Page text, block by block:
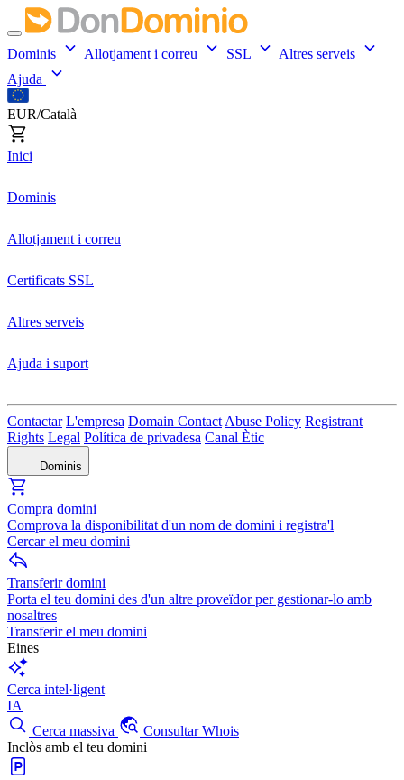
Dominis Allotjament i correu SSL
Altres serveis
Ajuda
EUR/Català
Inici
Dominis
Allotjament i correu
Certificats SSL
Altres serveis
Ajuda i suport
Contactar L'empresa Domain Contact Abuse Policy Registrant
Rights Legal Política de privadesa Canal Ètic
Dominis
Compra domini
Comprova la disponibilitat d'un nom de domini i registra'l
Cercar el meu domini
Transferir domini
Porta el teu domini des d'un altre proveïdor per gestionar-lo amb
nosaltres
Transferir el meu domini
Eines
Cerca intel·ligent
IA
Cerca massiva
Consultar Whois
Inclòs amb el teu domini